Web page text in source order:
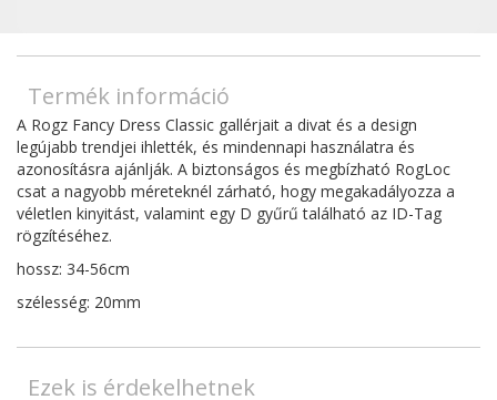
Termék információ
A Rogz Fancy Dress Classic gallérjait a divat és a design
legújabb trendjei ihlették, és mindennapi használatra és
azonosításra ajánlják. A biztonságos és megbízható RogLoc
csat a nagyobb méreteknél zárható, hogy megakadályozza a
véletlen kinyitást, valamint egy D gyűrű található az ID-Tag
rögzítéséhez.
hossz: 34-56cm
szélesség: 20mm
Ezek is érdekelhetnek